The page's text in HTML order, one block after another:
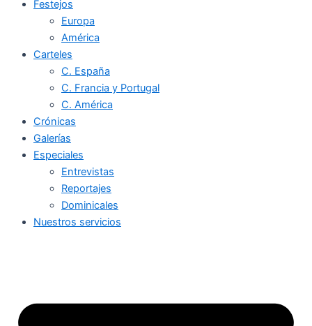
Festejos
Europa
América
Carteles
C. España
C. Francia y Portugal
C. América
Crónicas
Galerías
Especiales
Entrevistas
Reportajes
Dominicales
Nuestros servicios